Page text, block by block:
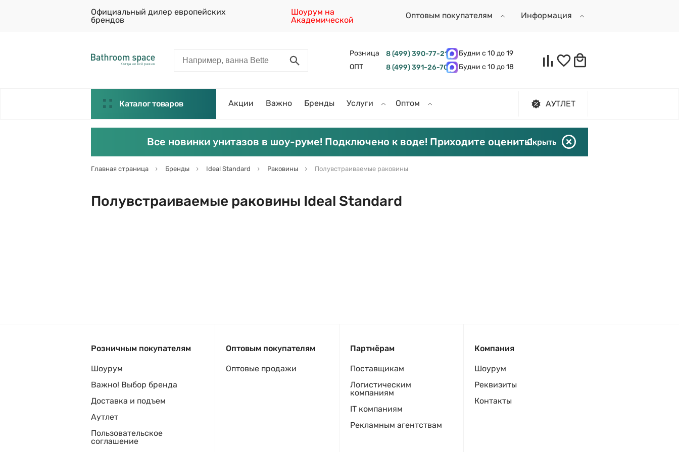
Официальный дилер европейских
брендов
Шоурум на
Академической
Оптовым покупателям Информация
Розница 8 (499) 390-77-21
Будни с 10 до 19
ОПТ
8 (499) 391-26-70 Будни с 10 до 18
Каталог товаров Акции Важно Бренды Услуги Оптом АУТЛЕТ
Все новинки унитазов в шоу-руме! Подключено к воде! Приходите оценить!Скрыть
Главная страница Бренды Ideal Standard Раковины Полувстраиваемые раковины
Полувстраиваемые раковины Ideal Standard
Розничным покупателям
Шоурум
Важно! Выбор бренда
Доставка и подъем
Аутлет
Пользовательское
соглашение
Оптовым покупателям
Оптовые продажи
Партнёрам
Поставщикам
Логистическим
компаниям
IT компаниям
Рекламным агентствам
Компания
Шоурум
Реквизиты
Контакты